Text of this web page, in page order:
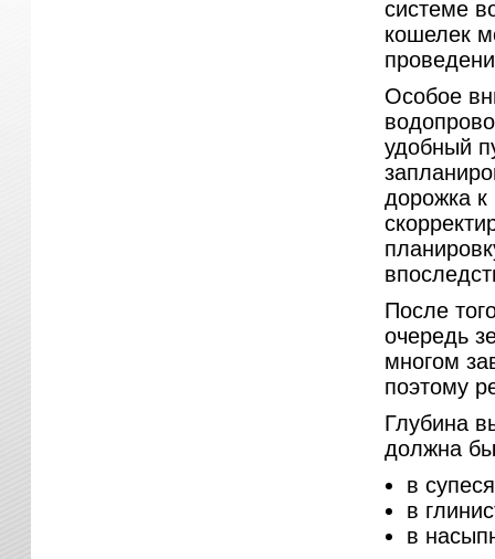
системе
кошелек
Особое
удобный
дорожка к
После
очередь
многом
поэтому
Глубина
должна
в
в
в